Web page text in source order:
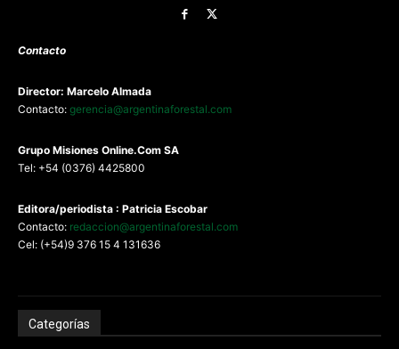
Contacto
Director: Marcelo Almada
Contacto: gerencia@argentinaforestal.com
Grupo Misiones Online.Com SA
Tel: +54 (0376) 4425800
Editora/periodista : Patricia Escobar
Contacto: redaccion@argentinaforestal.com
Cel: (+54)9 376 15 4 131636
Categorías